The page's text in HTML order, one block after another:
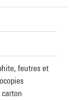
feutres et